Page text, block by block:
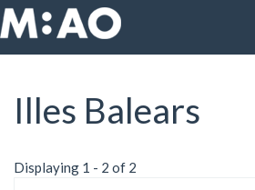
Vés al contingut
Inici Illes Balears
Illes Balears
Displaying 1 - 2 of 2